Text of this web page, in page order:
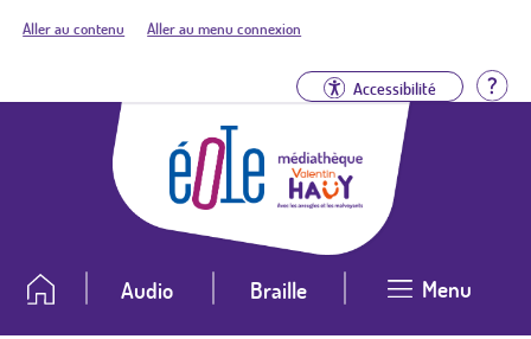
Aller au contenu Aller au menu connexion
Accessibilité
Audio Braille Menu